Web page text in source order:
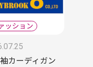
カーディガン